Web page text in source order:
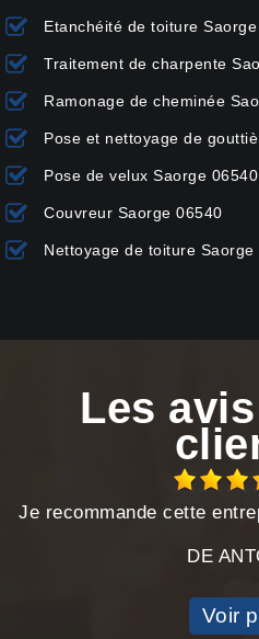
Etanchéité de toiture
Traitement de charpente
Ramonage de cheminée
Pose et nettoyage de
Pose de velux Saorge 06540
Couvreur Saorge 06540
Nettoyage de toiture Saorge
Les
Je recommande cette
DE
Voir